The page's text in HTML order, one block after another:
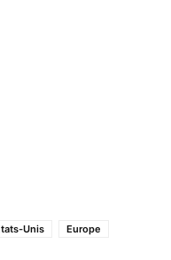
Unis
Europe